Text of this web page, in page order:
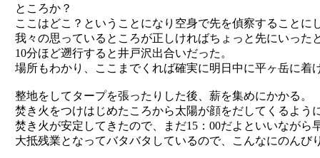
ところか？
ここはどこ？ということになり空身で先を偵察することに
我々の思っているところが正しければちょっと先にいった
10分ほど遡行すると井戸沢出合いだった。
場所もわかり、ここまでくれば確実に明日中に平ヶ岳に
整地をしてタープを張ったりした後、薪を集めにかかる。
焚き火をつけはじめたころから太陽が顔をだしてくるよ
焚き火が安定してきたので、まだ15：00だよといいながら
大抵残業となってバタバタしているので、こんなにのんび